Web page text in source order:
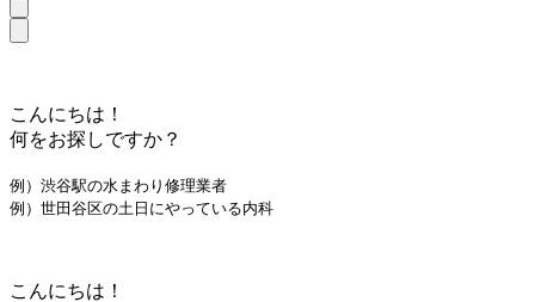
こんにちは！
何をお探しですか？
例）渋谷駅の水まわり修理業者
例）世田谷区の土日にやっている内科
こんにちは！